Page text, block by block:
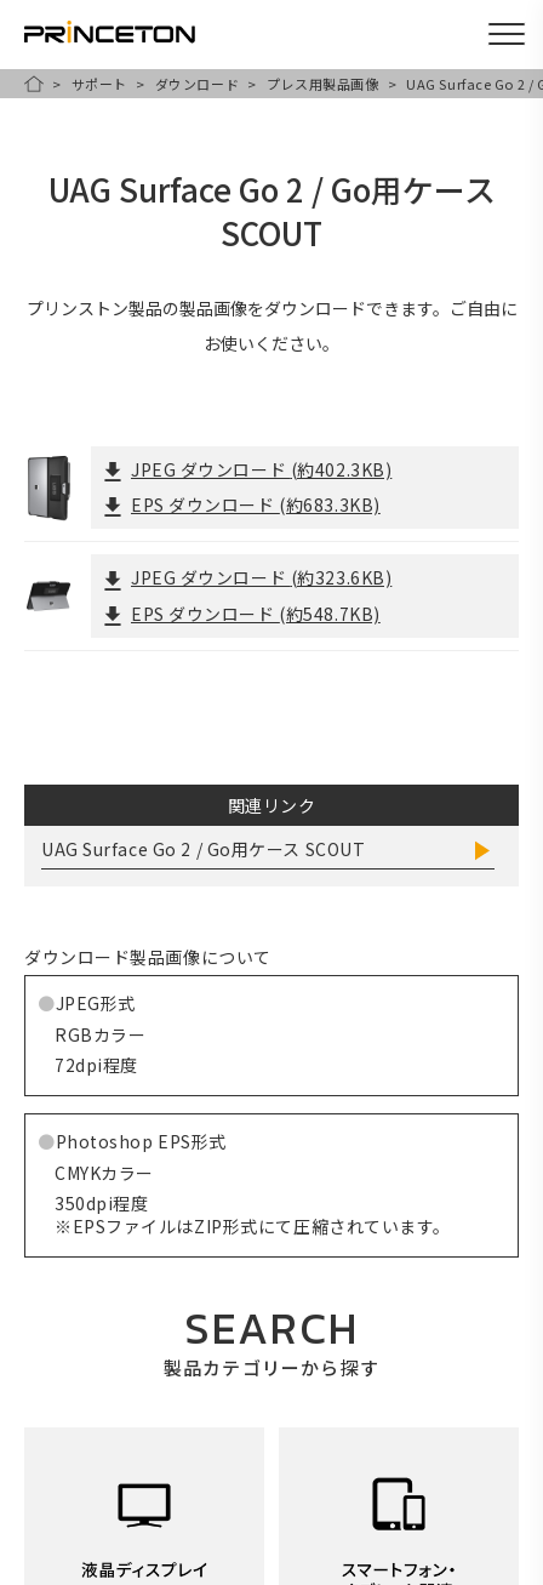
HOME
サポート ダウンロード プレス用製品画像 UAG Surface Go 2 /
UAG Surface Go 2 / Go用ケース
SCOUT
プリンストン製品の製品画像をダウンロードできます。ご自由に
お使いください。
JPEG ダウンロード (約402.3KB)
EPS ダウンロード (約683.3KB)
JPEG ダウンロード (約323.6KB)
EPS ダウンロード (約548.7KB)
関連リンク
UAG Surface Go 2 / Go用ケース SCOUT
ダウンロード製品画像について
JPEG形式
RGBカラー
72dpi程度
Photoshop EPS形式
CMYKカラー
350dpi程度
※EPSファイルはZIP形式にて圧縮されています。
SEARCH
製品カテゴリーから探す